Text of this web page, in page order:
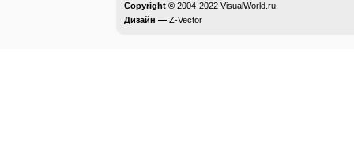
Copyright © 2004-2022 VisualWorld.ru
Дизайн — Z-Vector